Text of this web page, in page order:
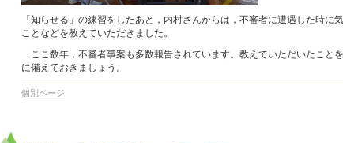
「知らせる」の練習をしたあと，内村さんからは，不審者に遭遇した時に
ことなどを教えていただきました。
ここ数年，不審者事案も多数報告されています。教えていただいたこと
に備えておきましょう。
個別ページ